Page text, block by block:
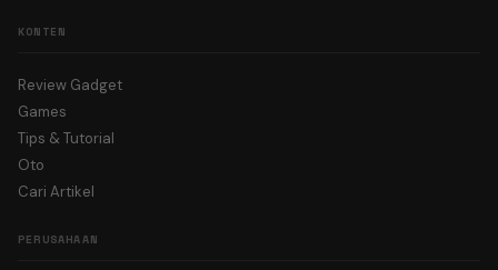
KONTEN
Review Gadget
Games
Tips & Tutorial
Oto
Cari Artikel
PERUSAHAAN